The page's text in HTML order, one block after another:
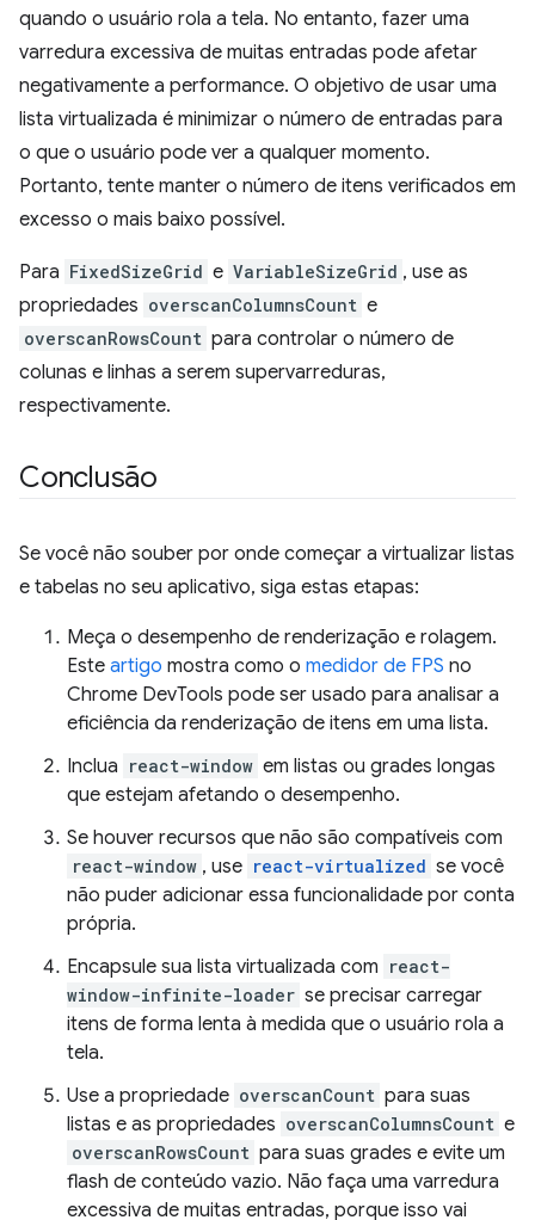
quando o usuário rola a tela. No entanto, fazer uma
varredura excessiva de muitas entradas pode afetar
negativamente a performance. O objetivo de usar uma
lista virtualizada é minimizar o número de entradas para
o que o usuário pode ver a qualquer momento.
Portanto, tente manter o número de itens verificados em
excesso o mais baixo possível.
Para FixedSizeGrid e VariableSizeGrid , use as
propriedades overscanColumnsCount e
overscanRowsCount para controlar o número de
colunas e linhas a serem supervarreduras,
respectivamente.
Conclusão
Se você não souber por onde começar a virtualizar listas
e tabelas no seu aplicativo, siga estas etapas:
Meça o desempenho de renderização e rolagem.
Este artigo mostra como o medidor de FPS no
Chrome DevTools pode ser usado para analisar a
eficiência da renderização de itens em uma lista.
Inclua react-window em listas ou grades longas
que estejam afetando o desempenho.
Se houver recursos que não são compatíveis com
react-window , use react-virtualized se você
não puder adicionar essa funcionalidade por conta
própria.
Encapsule sua lista virtualizada com react-
window-infinite-loader se precisar carregar
itens de forma lenta à medida que o usuário rola a
tela.
Use a propriedade overscanCount para suas
listas e as propriedades overscanColumnsCount e
overscanRowsCount para suas grades e evite um
flash de conteúdo vazio. Não faça uma varredura
excessiva de muitas entradas, porque isso vai